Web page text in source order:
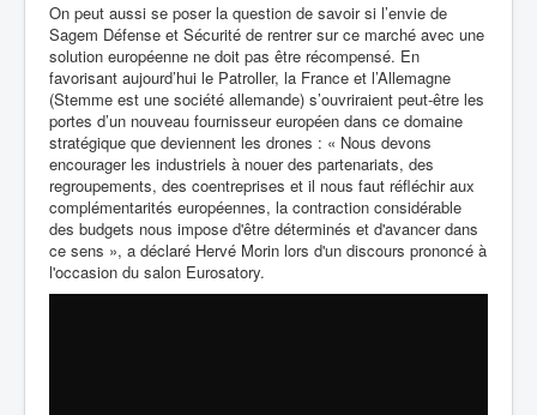
On peut aussi se poser la question de savoir si l’envie de
Sagem Défense et Sécurité de rentrer sur ce marché avec une
solution européenne ne doit pas être récompensé. En
favorisant aujourd’hui le Patroller, la France et l’Allemagne
(Stemme est une société allemande) s’ouvriraient peut-être les
portes d’un nouveau fournisseur européen dans ce domaine
stratégique que deviennent les drones : « Nous devons
encourager les industriels à nouer des partenariats, des
regroupements, des coentreprises et il nous faut réfléchir aux
complémentarités européennes, la contraction considérable
des budgets nous impose d'être déterminés et d'avancer dans
ce sens », a déclaré Hervé Morin lors d'un discours prononcé à
l'occasion du salon Eurosatory.